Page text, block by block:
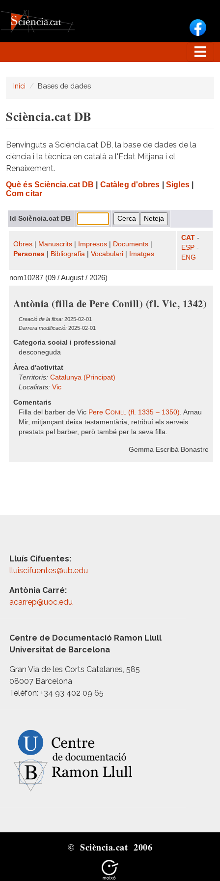
Inici Bases de dades
Sciència.cat DB
Benvinguts a Sciència.cat DB, la base de dades de la
ciència i la tècnica en català a l'Edat Mitjana i el
Renaixement.
Què és Sciència.cat DB Catàleg d'obres Sigles|
Com citar
Id Sciència.cat DB
Obres Manuscrits Impresos Documents
Persones
Bibliografia Vocabulari Imatges
CAT -
ESP -
ENG
nom10287 (09 / August / 2026)
Antònia (filla de Pere Conill) (fl. Vic, 1342)
Creació de la fitxa: 2025-02-01
Darrera modificació: 2025-02-01
Categoria social i professional
desconeguda
Àrea d'activitat
Territoris: Catalunya (Principat)
Localitats: Vic
Comentaris
Filla del barber de Vic Pere Conill (fl. 1335 – 1350). Arnau
Mir, mitjançant deixa testamentària, retribuí els serveis
prestats pel barber, però també per la seva filla.
Gemma Escribà Bonastre
Lluís Cifuentes:
lluiscifuentes@ub.edu
Antònia Carré:
acarrep@uoc.edu
Centre de Documentació Ramon Llull
Universitat de Barcelona
Gran Via de les Corts Catalanes, 585
08007 Barcelona
Telèfon: +34 93 402 09 65
© Sciència.cat 2006